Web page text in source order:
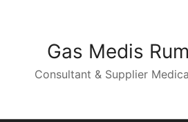
Gas Medis
Consultant & Supplier